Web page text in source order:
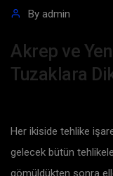
By admin
Akrep ve
Tuzaklara
Her ikiside tehlike
gelecek bütün
gömüldükten sonra